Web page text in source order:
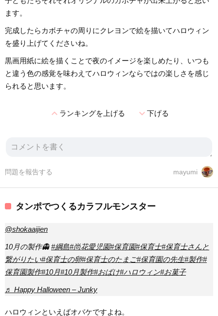
ます。
完成したらカボチャの周りにクレヨンで絵を描いてハロウィン
を盛り上げてくださいね。
黒画用紙に絵を描くことで夜のイメージを楽しめたり、いつも
と違う色の感覚を味わえてハロウィンならではの楽しさを感じ
られると思います。
expand_lessランキングを上げる expand_more下げる
mayumi
問題を報告する
タンポでつくるカラフルモンスター
@shokaaijien
10月の製作👻#綱島#尚花愛児園#保育園#保育士#保育士さんと
繋がりたい#保育士の卵#保育士のたまご#保育園の先生#製作#
保育園製作#10月#10月製作#おばけ#ハロウィン#お菓子
♬ Happy Halloween – Junky
ハロウィンといえばオバケですよね。